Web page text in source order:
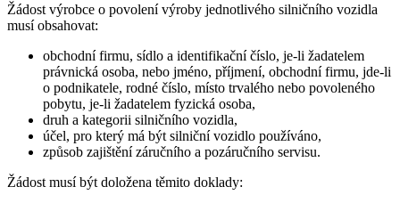
Žádost výrobce o povolení výroby jednotlivého silničního vozidla
musí obsahovat:
obchodní firmu, sídlo a identifikační číslo, je-li žadatelem
právnická osoba, nebo jméno, příjmení, obchodní firmu, jde-li
o podnikatele, rodné číslo, místo trvalého nebo povoleného
pobytu, je-li žadatelem fyzická osoba,
druh a kategorii silničního vozidla,
účel, pro který má být silniční vozidlo používáno,
způsob zajištění záručního a pozáručního servisu.
Žádost musí být doložena těmito doklady: